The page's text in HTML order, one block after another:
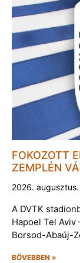
FOKOZOTT
ZEMPLÉN
2026.
A DVTK
Hapoel Tel
Borsod-Abaúj-
BŐVEBBEN »